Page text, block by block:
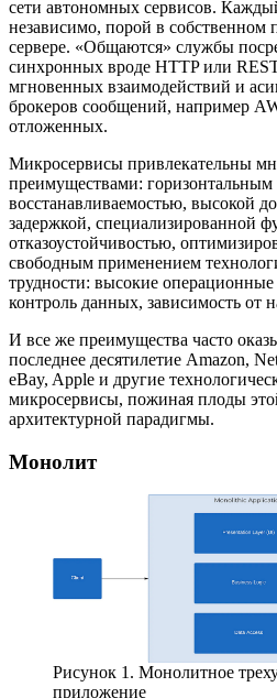
сети автономных сервисов.
независимо, порой в собственном
сервере. «Общаются» службы
синхронных вроде HTTP или
мгновенных взаимодействий и
брокеров сообщений, например
отложенных.
Микросервисы привлекательны
преимуществами:
восстанавливаемостью, высокой
задержкой, специализированной
отказоустойчивостью,
свободным применением
трудности: высокие
контроль данных, зависимость от
И все же преимущества часто
последнее десятилетие Amazon,
eBay, Apple и другие
микросервисы, пожиная плоды
архитектурной парадигмы.
Монолит
Рисунок 1. Монолитное
приложение